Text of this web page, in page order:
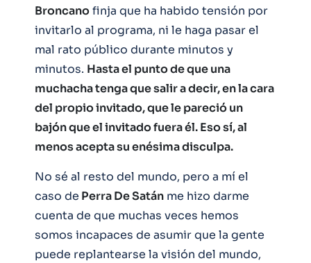
Broncanofinja que ha habido tensión por
invitarlo al programa, ni le haga pasar el
mal rato público durante minutos y
minutos. Hasta el punto de que una
muchacha tenga que salir a decir, en la cara
del propio invitado, que le pareció un
bajón que el invitado fuera él. Eso sí, al
menos acepta su enésima disculpa.
No sé al resto del mundo, pero a mí el
caso de Perra De Satán me hizo darme
cuenta de que muchas veces hemos
somos incapaces de asumir que la gente
puede replantearse la visión del mundo,